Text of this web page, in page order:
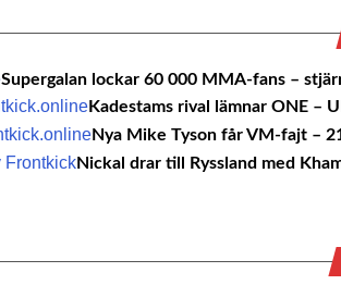
Supergalan lockar 60 000 MMA-fans –
Kadestams rival lämnar ONE –
Nya Mike Tyson får VM-fajt –
Nickal drar till Ryssland med